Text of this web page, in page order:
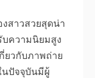
สาวสวยสุดน่า
บความนิยมสูง
ยวกับภาพถ่าย
นปัจจุบันมีผู้